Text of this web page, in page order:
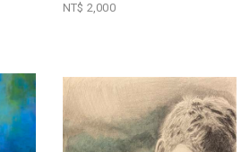
NT$ 2,000